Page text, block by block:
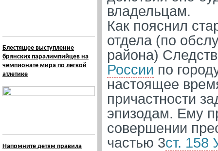
Блестящее выступление
брянских паралимпийцев на
чемпионате мира по легкой
атлетике
Напомните детям правила
владельцам.
Как пояснил
отдела (по
района)
России по
настоящее
причастности
эпизодам. Ему
совершении
частью 3ст. 158